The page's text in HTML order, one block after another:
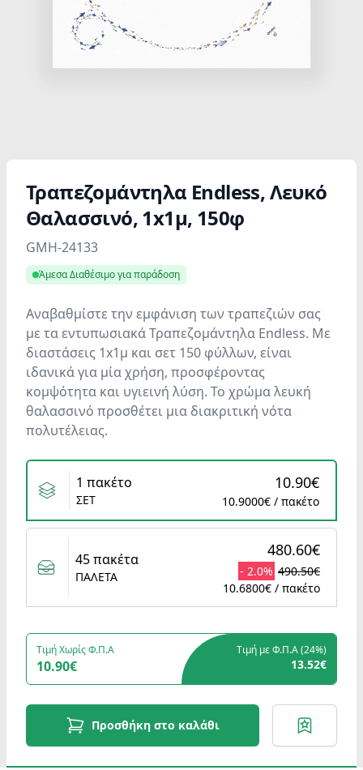
Τραπεζομάντηλα Endless, Λευκό
Θαλασσινό, 1x1μ, 150φ
Product information
GMH-24133
Άμεσα Διαθέσιμο για παράδοση
Αναβαθμίστε την εμφάνιση των τραπεζιών σας
με τα εντυπωσιακά Τραπεζομάντηλα Endless. Με
διαστάσεις 1x1μ και σετ 150 φύλλων, είναι
ιδανικά για μία χρήση, προσφέροντας
κομψότητα και υγιεινή λύση. Το χρώμα λευκή
θαλασσινό προσθέτει μια διακριτική νότα
πολυτέλειας.
Variants
1 πακέτο
ΣΕΤ
10.90€
10.9000€ / πακέτο
45 πακέτα
ΠΑΛΕΤΑ
480.60€
- 2.0% 490.50€
10.6800€ / πακέτο
Τιμή Χωρίς Φ.Π.Α
10.90€
Τιμή με Φ.Π.Α (24%)
13.52€
Προσθήκη στο καλάθι